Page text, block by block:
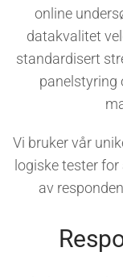
online
datakvalitet
standardisert
panelstyring
Vi bruker vår
logiske tester
av